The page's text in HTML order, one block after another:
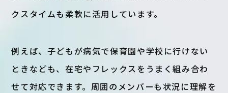
クスタイムも柔軟に活用しています。
例えば、子どもが病気で保育園や学校に行けない
ときなども、在宅やフレックスをうまく組み合わ
せて対応できます。周囲のメンバーも状況に理解を